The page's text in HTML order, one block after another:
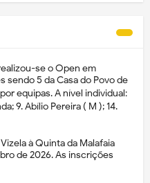
se o Open em
sendo 5 da Casa do Povo de
equipas. A nível individual:
9. Abílio Pereira ( M ); 14.
à Quinta da Malafaia
de 2026. As inscrições